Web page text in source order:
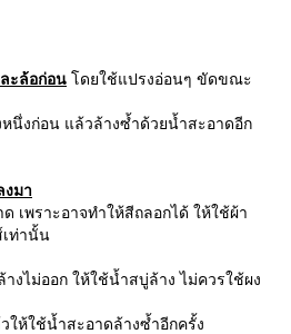
ะล้อก่อน ดยใช้แปรงอ่อนๆ ขัดขณะ
นึ่งก่อน แล้วล้างซ้ำด้วยน้ำสะอาดอีก
งมา
เพราะอาจทำให้สีถลอกได้ ให้ใช้ผ้า
ท่านั้น
งไม่ออก ให้ใช้น้ำสบู่ล้าง ไม่ควรใช้ผง
ให้ใช้น้ำสะอาดล้างซ้ำอีกครั้ง